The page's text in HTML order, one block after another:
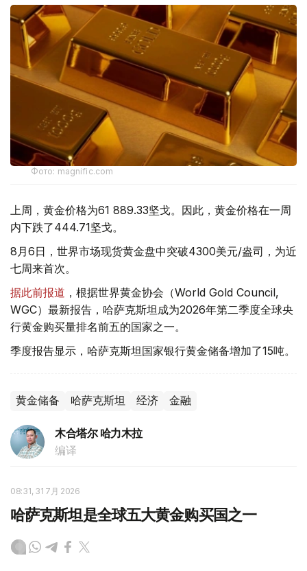
Фото: magnific.com
上周，黄金价格为61 889.33坚戈。因此，黄金价格在一周
内下跌了444.71坚戈。
8月6日，世界市场现货黄金盘中突破4300美元/盎司，为近
七周来首次。
据此前报道 ，根据世界黄金协会（World Gold Council,
WGC）最新报告，哈萨克斯坦成为2026年第二季度全球央
行黄金购买量排名前五的国家之一。
季度报告显示，哈萨克斯坦国家银行黄金储备增加了15吨。
黄金储备 哈萨克斯坦 经济 金融
木合塔尔 哈力木拉
编译
08:31, 31 7月 2026
哈萨克斯坦是全球五大黄金购买国之一